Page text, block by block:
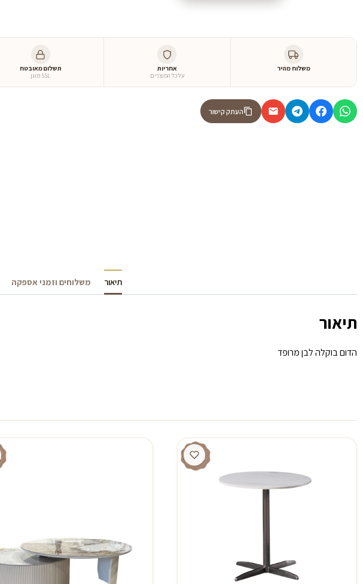
משלוח מהיר אחריות
על כל המוצרים
תשלום מאובטח
SSL מוגן
העתק קישור
תיאור משלוחים וזמני אספקה
תיאור
הדום בוקלה לבן מרופד